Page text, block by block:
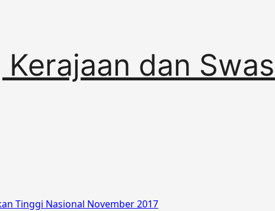
dan
Tinggi Nasional November 2017